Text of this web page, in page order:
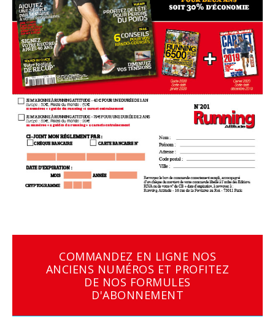
COMMANDEZ EN LIGNE NOS
ANCIENS NUMÉROS ET PROFITEZ
DE NOS FORMULES
D'ABONNEMENT